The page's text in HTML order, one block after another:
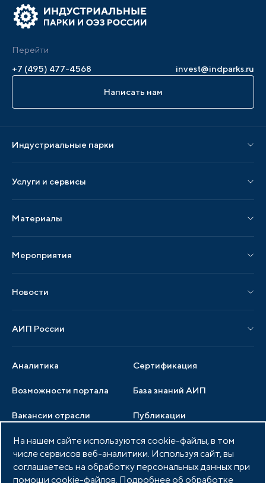
Перейти
+7 (495) 477-4568
invest@indparks.ru
Написать нам
Индустриальные парки
Парки по регионам
Услуги и сервисы
Услуги по локализации
Аналитика Сертификация
Возможности портала
Материалы
Публикации СМИ и статьи
Образцы документов
База знаний АИП
Вакансии отрасли
Мероприятия
Мероприятия отрасли
Новости
Новости отрасли
Публикации
Медиатека Тендеры
АИП России
Члены ассоциации
Услуги ассоциации
Документы АИП
Партнеры ассоциации
Фото и видео
Членство в АИП Войти в личный кабинет
На нашем сайте используются cookie-файлы, в том
числе сервисов веб-аналитики. Используя сайт, вы
соглашаетесь на обработку персональных данных при
помощи cookie-файлов. Подробнее об обработке